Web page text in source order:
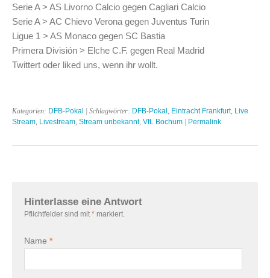
Serie A > AS Livorno Calcio gegen Cagliari Calcio
Serie A > AC Chievo Verona gegen Juventus Turin
Ligue 1 > AS Monaco gegen SC Bastia
Primera División > Elche C.F. gegen Real Madrid
Twittert oder liked uns, wenn ihr wollt.
Kategorien: DFB-Pokal | Schlagwörter: DFB-Pokal Eintracht Frankfurt, Live
Stream Livestream Stream unbekannt, VfL Bochum | Permalink
Hinterlasse eine Antwort
Pflichtfelder sind mit * markiert.
Name *